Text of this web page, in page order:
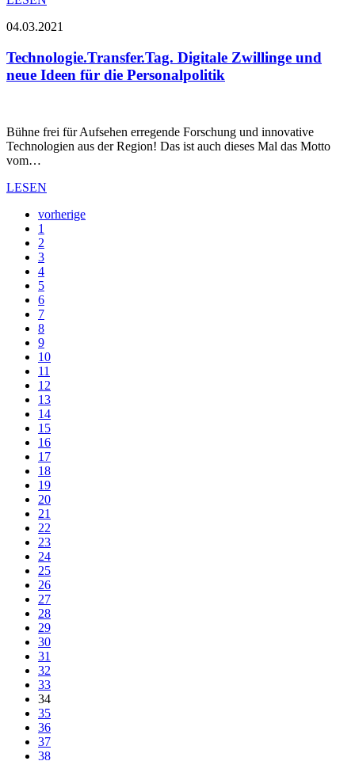
04.03.2021
Technologie.Transfer.Tag. Digitale Zwillinge und
neue Ideen für die Personalpolitik
Bühne frei für Aufsehen erregende Forschung und innovative
Technologien aus der Region! Das ist auch dieses Mal das Motto
vom…
LESEN
vorherige
1
2
3
4
5
6
7
8
9
10
11
12
13
14
15
16
17
18
19
20
21
22
23
24
25
26
27
28
29
30
31
32
33
34
35
36
37
38